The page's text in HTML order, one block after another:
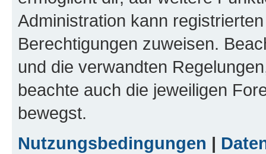
Administration kann
Berechtigungen zuweisen.
und die verwandten
beachte auch die jeweiligen
bewegst.
Nutzungsbedingungen |